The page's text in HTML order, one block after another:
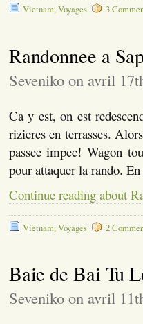
Vietnam,Voyages 3
Randonnee a
Seveniko on avril
Ca y est, on est
rizieres en terrasses.
passee impec! Wagon
pour attaquer la rando.
Continue reading about
Vietnam,Voyages 2
Baie de Bai Tu
Seveniko on avril